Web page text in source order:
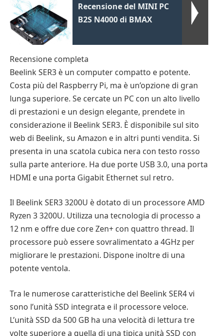
Recensione del MINI PC
B2S N4000 di BMAX
Recensione completa
Beelink SER3 è un computer compatto e potente.
Costa più del Raspberry Pi, ma è un’opzione di gran
lunga superiore. Se cercate un PC con un alto livello
di prestazioni e un design elegante, prendete in
considerazione il Beelink SER3. È disponibile sul sito
web di Beelink, su Amazon e in altri punti vendita. Si
presenta in una scatola cubica nera con testo rosso
sulla parte anteriore. Ha due porte USB 3.0, una porta
HDMI e una porta Gigabit Ethernet sul retro.
Il Beelink SER3 3200U è dotato di un processore AMD
Ryzen 3 3200U. Utilizza una tecnologia di processo a
12 nm e offre due core Zen+ con quattro thread. Il
processore può essere sovralimentato a 4GHz per
migliorare le prestazioni. Dispone inoltre di una
potente ventola.
Tra le numerose caratteristiche del Beelink SER4 vi
sono l’unità SSD integrata e il processore veloce.
L’unità SSD da 500 GB ha una velocità di lettura tre
volte superiore a quella di una tipica unità SSD con